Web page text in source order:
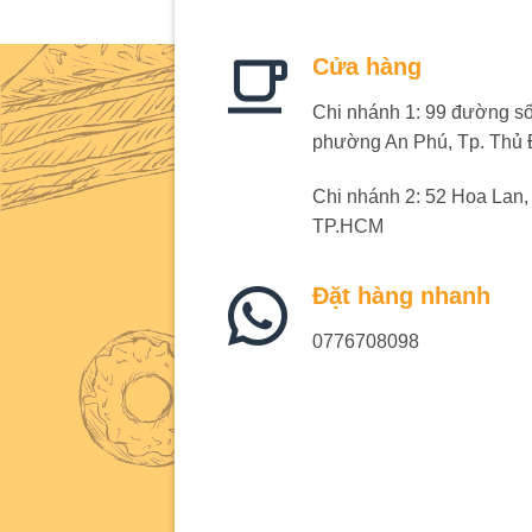
Cửa hàng
Chi nhánh 1: 99 đường
phường An Phú, Tp. Thủ
Chi nhánh 2: 52 Hoa
TP.HCM
Đặt hàng nhanh
0776708098